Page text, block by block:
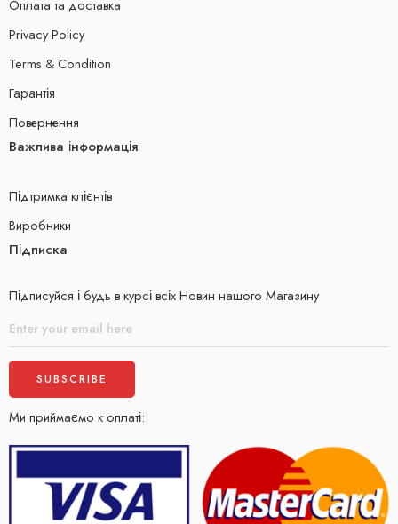
Оплата та доставка
Privacy Policy
Terms & Condition
Гарантія
Повернення
Важлива інформація
Підтримка клієнтів
Виробники
Підписка
Підписуйся і будь в курсі всіх Новин нашого Магазину
Ми приймаємо к оплаті: